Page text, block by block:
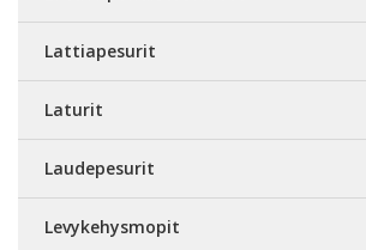
Lattiapesurit
Laturit
Laudepesurit
Levykehysmopit